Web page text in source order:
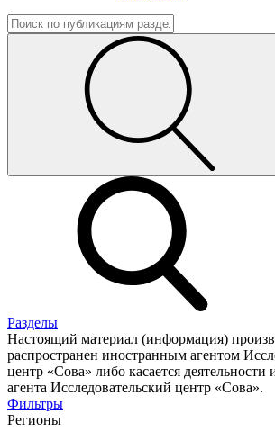
Разделы
Настоящий материал (информация)
распространен иностранным агентом
центр «Сова» либо касается деятельности
агента Исследовательский центр «Сова».
Фильтры
Регионы